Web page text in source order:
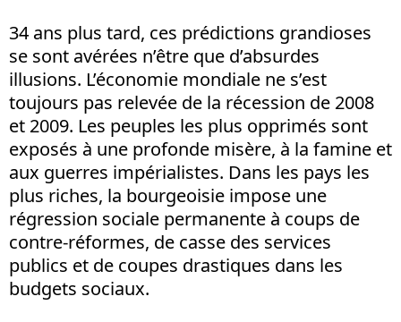
34 ans plus tard, ces prédictions grandioses
se sont avérées n’être que d’absurdes
illusions. L’économie mondiale ne s’est
toujours pas relevée de la récession de 2008
et 2009. Les peuples les plus opprimés sont
exposés à une profonde misère, à la famine et
aux guerres impérialistes. Dans les pays les
plus riches, la bourgeoisie impose une
régression sociale permanente à coups de
contre-réformes, de casse des services
publics et de coupes drastiques dans les
budgets sociaux.